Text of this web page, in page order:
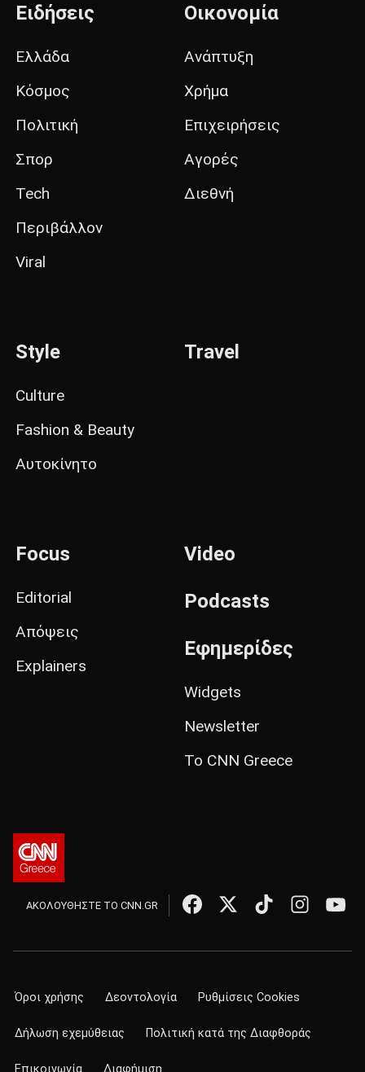
Ειδήσεις
Ελλάδα
Κόσμος
Πολιτική
Σπορ
Tech
Περιβάλλον
Viral
Οικονομία
Ανάπτυξη
Χρήμα
Επιχειρήσεις
Αγορές
Διεθνή
Style
Culture
Fashion & Beauty
Αυτοκίνητο
Travel
Focus
Editorial
Απόψεις
Explainers
Video
Podcasts
Εφημερίδες
Widgets
Newsletter
Το CNN Greece
ΑΚΟΛΟΥΘΗΣΤΕ ΤΟ CNN.GR
Όροι χρήσης Δεοντολογία Ρυθμίσεις Cookies
Δήλωση εχεμύθειας Πολιτική κατά της Διαφθοράς
Επικοινωνία Διαφήμιση